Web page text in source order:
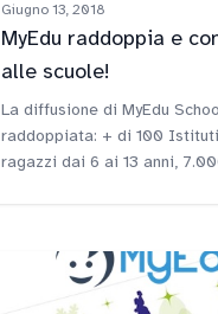
Giugno 13, 2018
MyEdu raddoppia e
alle scuole!
La diffusione di MyEdu
raddoppiata: + di 100
ragazzi dai 6 ai 13 anni,